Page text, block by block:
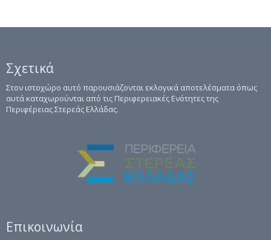
Σχετικά
Στον ιστοχώρο αυτό παρουσιάζονται εκλογικά αποτελέσματα όπως
αυτά καταχωρούνται από τις Περιφερειακές Ενότητες της
Περιφέρειας Στερεάς Ελλάδας.
Επικοινωνία